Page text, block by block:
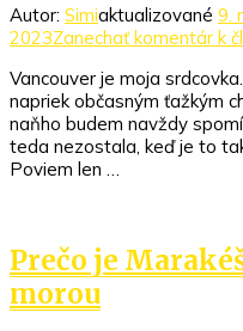
Autor: Simiaktualizované 9.
2023Zanechať komentár k
Vancouver je moja
napriek občasným ťažkým
naňho budem navždy
teda nezostala, keď je to
Poviem len …
Prečo je
morou